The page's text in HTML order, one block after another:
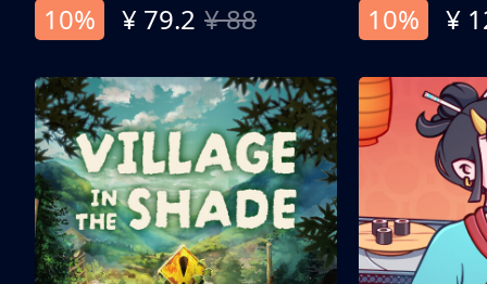
10%
¥ 79.2 ¥ 88
10%
¥